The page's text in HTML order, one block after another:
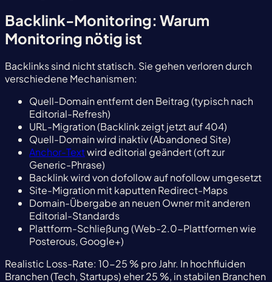
Backlink-Monitoring: Warum
Monitoring nötig ist
Backlinks sind nicht statisch. Sie gehen verloren durch
verschiedene Mechanismen:
Quell-Domain entfernt den Beitrag (typisch nach
Editorial-Refresh)
URL-Migration (Backlink zeigt jetzt auf 404)
Quell-Domain wird inaktiv (Abandoned Site)
Anchor-Textwird editorial geändert (oft zur
Generic-Phrase)
Backlink wird von dofollow auf nofollow umgesetzt
Site-Migration mit kaputten Redirect-Maps
Domain-Übergabe an neuen Owner mit anderen
Editorial-Standards
Plattform-Schließung (Web-2.0-Plattformen wie
Posterous, Google+)
Realistic Loss-Rate: 10-25 % pro Jahr. In hochfluiden
Branchen (Tech, Startups) eher 25 %, in stabilen Branchen